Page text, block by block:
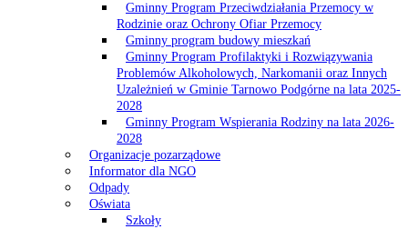
Gminny Program Przeciwdziałania Przemocy w
Rodzinie oraz Ochrony Ofiar Przemocy
Gminny program budowy mieszkań
Gminny Program Profilaktyki i Rozwiązywania
Problemów Alkoholowych, Narkomanii oraz Innych
Uzależnień w Gminie Tarnowo Podgórne na lata 2025-
2028
Gminny Program Wspierania Rodziny na lata 2026-
2028
Organizacje pozarządowe
Informator dla NGO
Odpady
Oświata
Szkoły